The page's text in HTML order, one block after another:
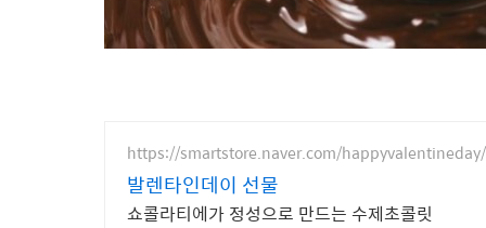
https://smartstore.naver.com/happyvalentineday/
발렌타인데이 선물
쇼콜라티에가 정성으로 만드는 수제초콜릿